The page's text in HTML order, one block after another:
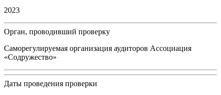
2023
Орган, проводивший проверку
Саморегулируемая организация аудиторов Ассоциация
«Содружество»
Даты проведения проверки